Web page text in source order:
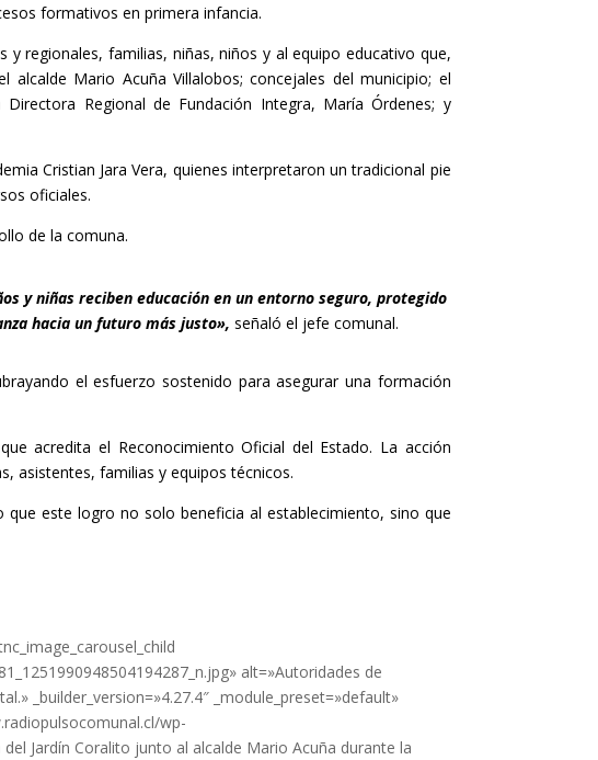
formativos en primera infancia.
regionales, familias, niñas, niños y al equipo educativo que,
Mario Acuña Villalobos; concejales del municipio; el
Directora Regional de Fundación Integra, María Órdenes; y
Cristian Jara Vera, quienes interpretaron un tradicional pie
oficiales.
de la comuna.
y niñas reciben educación en un entorno seguro, protegido
hacia un futuro más justo», señaló el jefe comunal.
el esfuerzo sostenido para asegurar una formación
acredita el Reconocimiento Oficial del Estado. La acción
asistentes, familias y equipos técnicos.
este logro no solo beneficia al establecimiento, sino que
alt=»Autoridades de
_builder_version=»4.27.4″ _module_preset=»default»
wp-
Jardín Coralito junto al alcalde Mario Acuña durante la